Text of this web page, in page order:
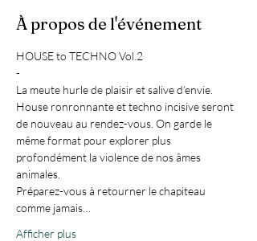
À propos de l'événement
HOUSE to TECHNO Vol.2
-
La meute hurle de plaisir et salive d’envie.
House ronronnante et techno incisive seront
de nouveau au rendez-vous. On garde le
même format pour explorer plus
profondément la violence de nos âmes
animales.
Préparez-vous à retourner le chapiteau
comme jamais…
Afficher plus